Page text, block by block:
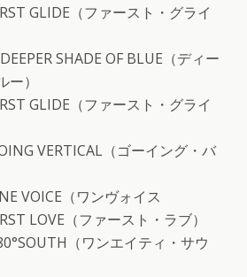
GLIDE（ファースト・グライ
SHADE OF BLUE（ディー
）
GLIDE（ファースト・グライ
VERTICAL（ゴーイング・バ
VOICE（ワンヴォイス
LOVE（ファースト・ラブ）
（ワンエイティ・サウ